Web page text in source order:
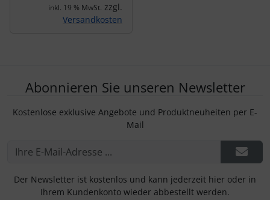
inkl. 19 % MwSt. zzgl.
Versandkosten
Abonnieren Sie unseren Newsletter
Kostenlose exklusive Angebote und Produktneuheiten per E-
Mail
Der Newsletter ist kostenlos und kann jederzeit hier oder in
Ihrem Kundenkonto wieder abbestellt werden.